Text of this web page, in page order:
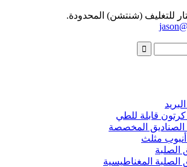
للتغليف (شنتشن) المحدودة.
قابلة للطي
الصناديق المخصصة
مثلث
الصلبة
الصلبة المغناطيسية